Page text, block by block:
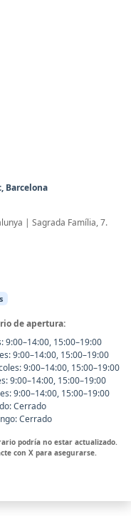
Barcelona
| Sagrada Família, 7.
de apertura:
9:00–14:00, 15:00–19:00
9:00–14:00, 15:00–19:00
9:00–14:00, 15:00–19:00
9:00–14:00, 15:00–19:00
9:00–14:00, 15:00–19:00
Cerrado
Cerrado
podría no estar actualizado.
con X para asegurarse.